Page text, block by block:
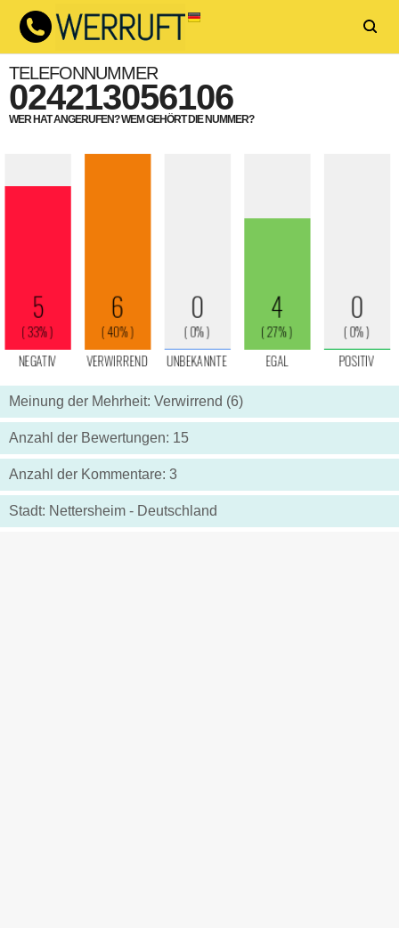
TELEFONNUMMER
024213056106
WER HAT ANGERUFEN? WEM GEHÖRT DIE NUMMER?
Meinung der Mehrheit: Verwirrend (6)
Anzahl der Bewertungen: 15
Anzahl der Kommentare: 3
Stadt: Nettersheim - Deutschland